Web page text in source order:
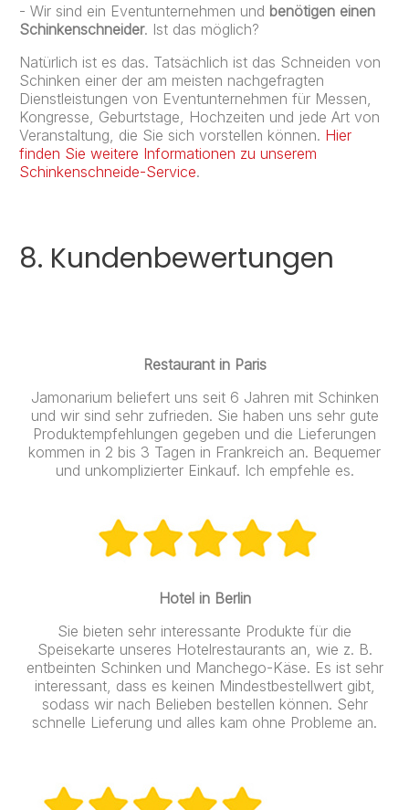
- Wir sind ein Eventunternehmen und benötigen einen
Schinkenschneider. Ist das möglich?
Natürlich ist es das. Tatsächlich ist das Schneiden von
Schinken einer der am meisten nachgefragten
Dienstleistungen von Eventunternehmen für Messen,
Kongresse, Geburtstage, Hochzeiten und jede Art von
Veranstaltung, die Sie sich vorstellen können. Hier
finden Sie weitere Informationen zu unserem
Schinkenschneide-Service.
8. Kundenbewertungen
Restaurant in Paris
Jamonarium beliefert uns seit 6 Jahren mit Schinken
und wir sind sehr zufrieden. Sie haben uns sehr gute
Produktempfehlungen gegeben und die Lieferungen
kommen in 2 bis 3 Tagen in Frankreich an. Bequemer
und unkomplizierter Einkauf. Ich empfehle es.
Hotel in Berlin
Sie bieten sehr interessante Produkte für die
Speisekarte unseres Hotelrestaurants an, wie z. B.
entbeinten Schinken und Manchego-Käse. Es ist sehr
interessant, dass es keinen Mindestbestellwert gibt,
sodass wir nach Belieben bestellen können. Sehr
schnelle Lieferung und alles kam ohne Probleme an.